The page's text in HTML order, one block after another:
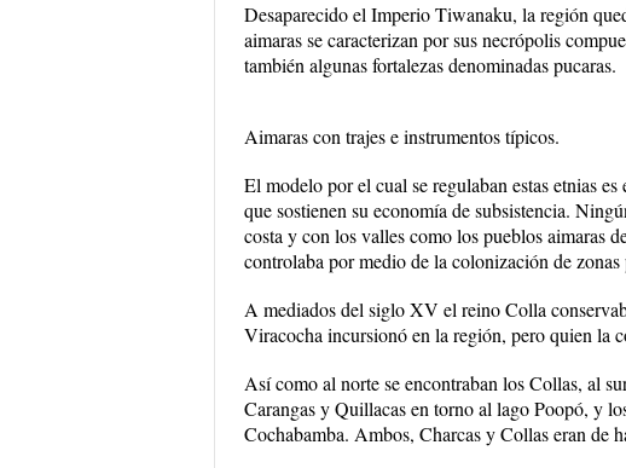
Desaparecido el Imperio Tiwanaku, la región
aimaras se caracterizan por sus necrópolis
también algunas fortalezas denominadas pucaras.
Aimaras con trajes e instrumentos típicos.
El modelo por el cual se regulaban estas etnias
que sostienen su economía de subsistencia.
costa y con los valles como los pueblos aimaras
controlaba por medio de la colonización de
A mediados del siglo XV el reino Colla
Viracocha incursionó en la región, pero quien la
Así como al norte se encontraban los Collas, al
Carangas y Quillacas en torno al lago Poopó, y
Cochabamba. Ambos, Charcas y Collas eran de